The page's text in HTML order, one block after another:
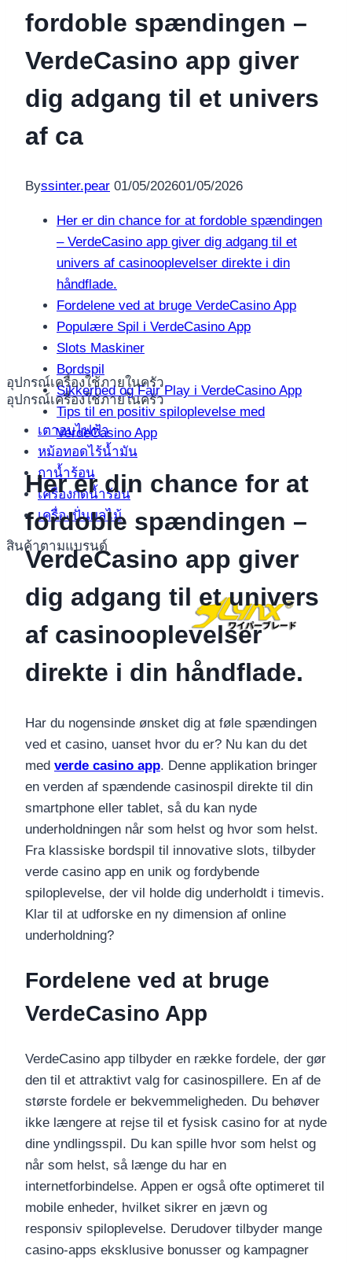
อุปกรณ์เครื่องใช้ภายในครัว
อุปกรณ์เครื่องใช้ภายในครัว
เตาอบไฟฟ้า
หม้อทอดไร้น้ำมัน
กาน้ำร้อน
เครื่องกดน้ำร้อน
เครื่องปั่นผลไม้
สินค้าตามแบรนด์
fordoble spændingen –
VerdeCasino app giver
dig adgang til et univers
af ca
Byssinter.pear 01/05/202601/05/2026
Her er din chance for at fordoble spændingen
– VerdeCasino app giver dig adgang til et
univers af casinooplevelser direkte i din
håndflade.
Fordelene ved at bruge VerdeCasino App
Populære Spil i VerdeCasino App
Slots Maskiner
Bordspil
Sikkerhed og Fair Play i VerdeCasino App
Tips til en positiv spiloplevelse med
VerdeCasino App
Her er din chance for at
fordoble spændingen –
VerdeCasino app giver
dig adgang til et univers
af casinooplevelser
direkte i din håndflade.
Har du nogensinde ønsket dig at føle spændingen
ved et casino, uanset hvor du er? Nu kan du det
med verde casino app. Denne applikation bringer
en verden af spændende casinospil direkte til din
smartphone eller tablet, så du kan nyde
underholdningen når som helst og hvor som helst.
Fra klassiske bordspil til innovative slots, tilbyder
verde casino app en unik og fordybende
spiloplevelse, der vil holde dig underholdt i timevis.
Klar til at udforske en ny dimension af online
underholdning?
Fordelene ved at bruge
VerdeCasino App
VerdeCasino app tilbyder en række fordele, der gør
den til et attraktivt valg for casinospillere. En af de
største fordele er bekvemmeligheden. Du behøver
ikke længere at rejse til et fysisk casino for at nyde
dine yndlingsspil. Du kan spille hvor som helst og
når som helst, så længe du har en
internetforbindelse. Appen er også ofte optimeret til
mobile enheder, hvilket sikrer en jævn og
responsiv spiloplevelse. Derudover tilbyder mange
casino-apps eksklusive bonusser og kampagner